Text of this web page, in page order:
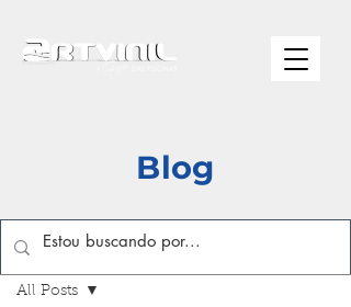
Blog
Blog
All Posts